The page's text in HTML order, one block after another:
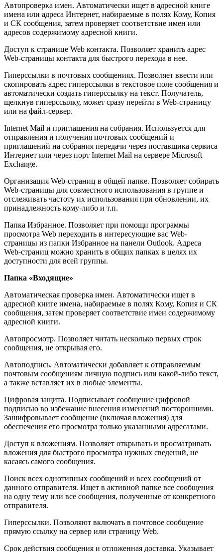
Автопроверка имен. Автоматически ищет в адресной книге
имена или адреса Интернет, набираемые в полях Кому, Копия
и СК сообщения, затем проверяет соответствие имен или
адресов содержимому адресной книги.
Доступ к странице Web контакта. Позволяет хранить адрес
Web-страницы контакта для быстрого перехода в нее.
Гиперссылки в почтовых сообщениях. Позволяет ввести или
скопировать адрес гиперссылки в текстовое поле сообщения и
автоматически создать гиперссылку на текст. Получатель,
щелкнув гиперссылку, может сразу перейти в Web-страницу
или на файл-сервер.
Internet Mail и приглашения на собрания. Используется для
отправления и получения почтовых сообщений и
приглашений на собрания передачи через поставщика сервиса
Интернет или через порт Internet Mail на сервере Microsoft
Exchange.
Организация Web-страниц в общей папке. Позволяет собирать
Web-страницы для совместного использования в группе и
отслеживать частоту их использования при обновлении, их
принадлежность кому-либо и т.п.
Папка Избранное. Позволяет при помощи программы
просмотра Web переходить в интересующие вас Web-
страницы из папки Избранное на панели Outlook. Адреса
Web-страниц можно хранить в общих папках в целях их
доступности для всей группы.
Папка «Входящие»
Автоматическая проверка имен. Автоматически ищет в
адресной книге имена, набираемые в полях Кому, Копия и СК
сообщения, затем проверяет соответствие имен содержимому
адресной книги.
Автопросмотр. Позволяет читать несколько первых строк
сообщения, не открывая его.
Автоподпись. Автоматически добавляет к отправляемым
почтовым сообщениям личную подпись или какой-либо текст,
а также вставляет их в любые элементы.
Цифровая защита. Подписывает сообщение цифровой
подписью во избежание внесения изменений посторонними.
Зашифровывает сообщение (включая вложения) для
обеспечения его просмотра только указанными адресатами.
Доступ к вложениям. Позволяет открывать и просматривать
вложения для быстрого просмотра нужных сведений, не
касаясь самого сообщения.
Поиск всех однотипных сообщений и всех сообщений от
данного отправителя. Ищет в активной папке все сообщения
на одну тему или все сообщения, полученные от конкретного
отправителя.
Гиперссылки. Позволяют включать в почтовое сообщение
прямую ссылку на сервер или страницу Web.
Срок действия сообщения и отложенная доставка. Указывает